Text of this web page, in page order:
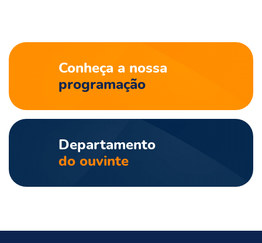
Conheça a nossa
programação
Departamento
do ouvinte